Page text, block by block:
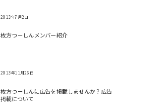
2013年7月2日
枚方つーしんメンバー紹介
2013年11月26日
枚方つーしんに広告を掲載しませんか？広告
掲載について